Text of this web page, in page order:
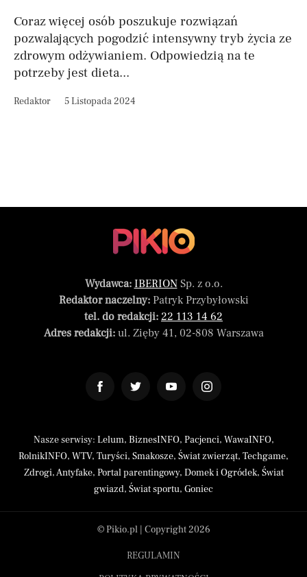
Coraz więcej osób poszukuje rozwiązań
pozwalających pogodzić intensywny tryb życia ze
zdrowym odżywianiem. Odpowiedzią na te
potrzeby jest dieta...
Redaktor 5 Listopada 2024
Wydawca: IBERIONSp. z o.o.
Redaktor naczelny:Patryk Przybyłowski
tel. do redakcji: 22 113 14 62
Adres redakcji:ul. Zięby 41, 02-808 Warszawa
Nasze serwisy: Lelum, BiznesINFO, Pacjenci, WawaINFO,
RolnikINFO, WTV, Turyści, Smakosze, Świat zwierząt, Techgame,
Zdrogi,Antyfake, Portal parentingowy, Domek i Ogródek, Świat
gwiazd, Świat sportu, Goniec
© Pikio.pl | Copyright 2026
REGULAMIN